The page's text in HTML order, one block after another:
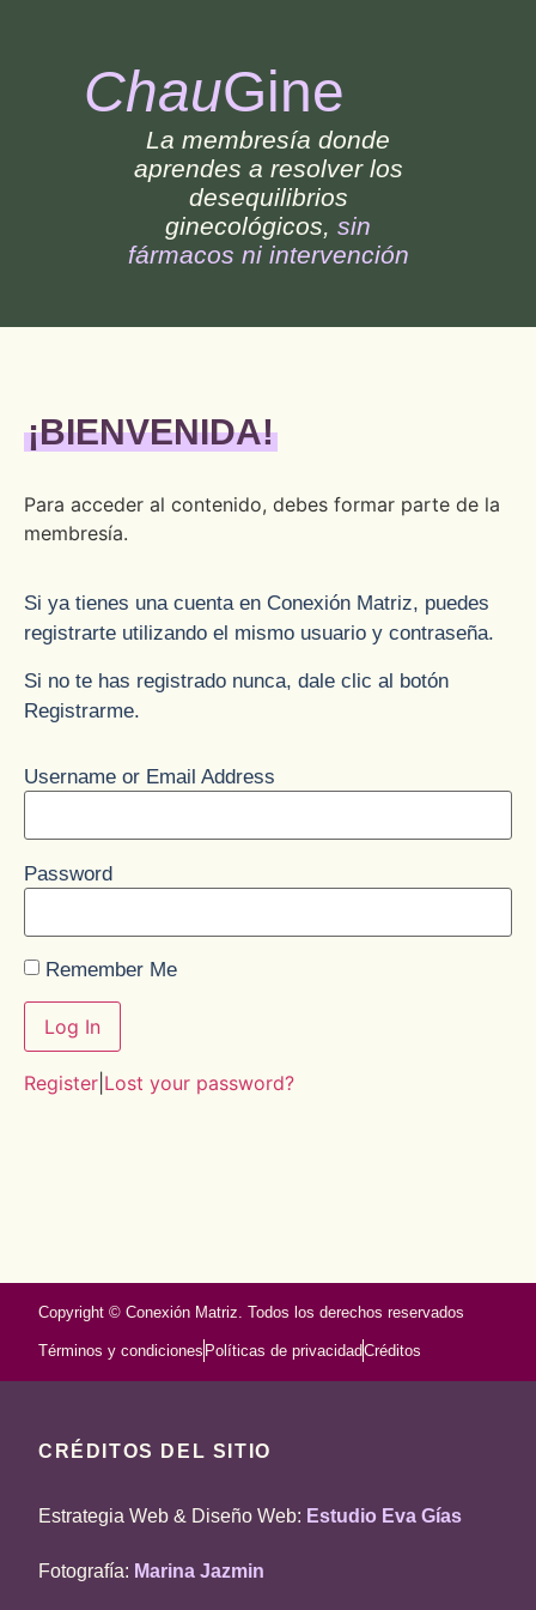
ChauGine
La membresía donde
aprendes a resolver los
desequilibrios
ginecológicos, sin
fármacos ni intervención
¡BIENVENIDA!
Para acceder al contenido, debes formar parte de la
membresía.
Si ya tienes una cuenta en Conexión Matriz, puedes
registrarte utilizando el mismo usuario y contraseña.
Si no te has registrado nunca, dale clic al botón
Registrarme.
Username or Email Address
Password
Remember Me
Register Lost your password?
Copyright © Conexión Matriz. Todos los derechos reservados
Términos y condiciones Políticas de privacidadCréditos
CRÉDITOS DEL SITIO
Estrategia Web & Diseño Web: Estudio Eva Gías
Fotografía: Marina Jazmin